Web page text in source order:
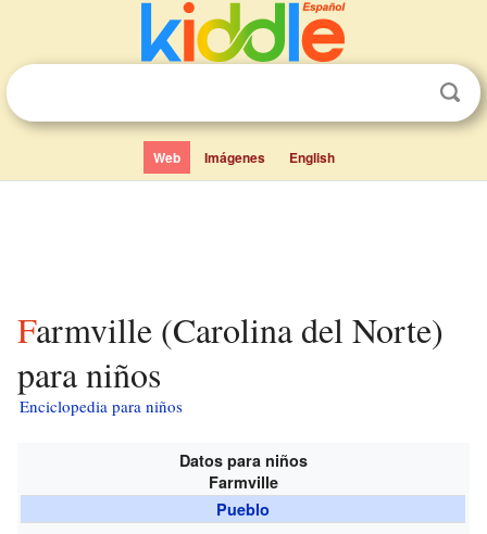
Web Imágenes English
Farmville (Carolina del Norte)
para niños
Enciclopedia para niños
Datos para niños
Farmville
Pueblo